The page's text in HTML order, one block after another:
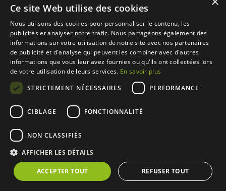
Ce site Web utilise des cookies
Nous utilisons des cookies pour personnaliser le contenu, les
publicités et analyser notre trafic. Nous partageons également des
informations sur votre utilisation de notre site avec nos partenaires
de publicité et d'analyse qui peuvent les combiner avec d'autres
informations que vous leur avez fournies ou qu'ils ont collectées lors
de votre utilisation de leurs services. En savoir plus
STRICTEMENT NÉCESSAIRES
PERFORMANCE
CIBLAGE FONCTIONNALITÉ
NON CLASSIFIÉS
AFFICHER LES DÉTAILS
ACCEPTER TOUT REFUSER TOUT